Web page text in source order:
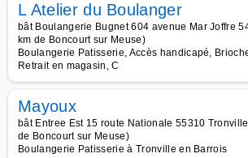
L Atelier du Boulanger
bât Boulangerie Bugnet 604 avenue Mar Joffre
km de Boncourt sur Meuse)
Boulangerie Patisserie, Accès handicapé,
Retrait en magasin, C
Mayoux
bât Entree Est 15 route Nationale 55310
de Boncourt sur Meuse)
Boulangerie Patisserie à Tronville en Barrois